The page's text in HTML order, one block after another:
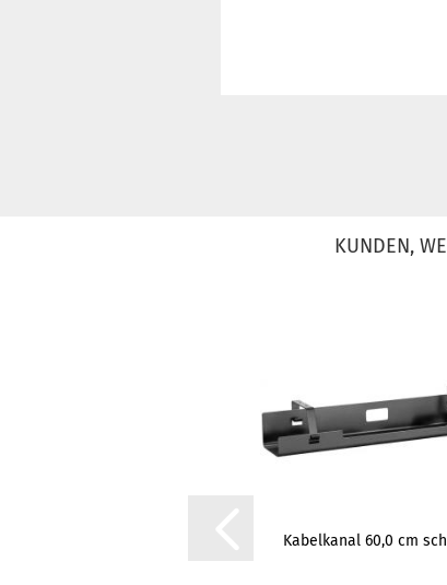
KUNDEN,
Kabelkanal 60,0 cm